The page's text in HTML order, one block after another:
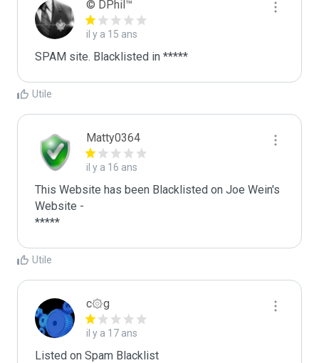
© DPhil™
il y a 15 ans
SPAM site. Blacklisted in *****
Utile
Matty0364
il y a 16 ans
This Website has been Blacklisted on Joe Wein's
Website -
*****
Utile
c۞g
il y a 17 ans
Listed on Spam Blacklist